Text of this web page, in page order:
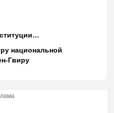
национальной
Гвиру